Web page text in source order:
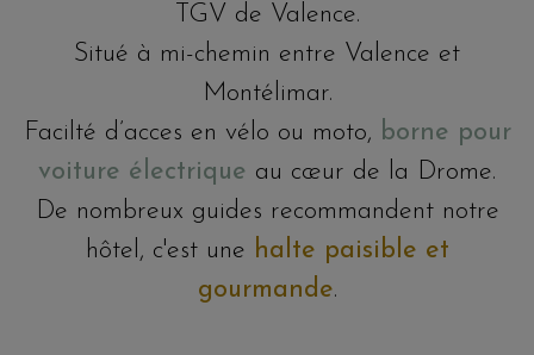
TGV de Valence.
Situé à mi-chemin entre Valence et
Montélimar.
Facilté d’acces en vélo ou moto, borne pour
voiture électrique au cœur de la Drome.
De nombreux guides recommandent notre
hôtel, c'est une halte paisible et
gourmande.